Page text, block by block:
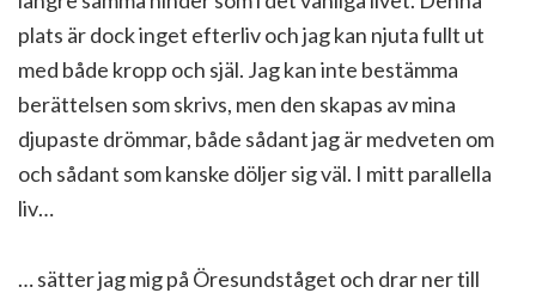
plats är dock inget efterliv och jag kan njuta fullt ut
med både kropp och själ. Jag kan inte bestämma
berättelsen som skrivs, men den skapas av mina
djupaste drömmar, både sådant jag är medveten om
och sådant som kanske döljer sig väl. I mitt parallella
liv…
… sätter jag mig på Öresundståget och drar ner till